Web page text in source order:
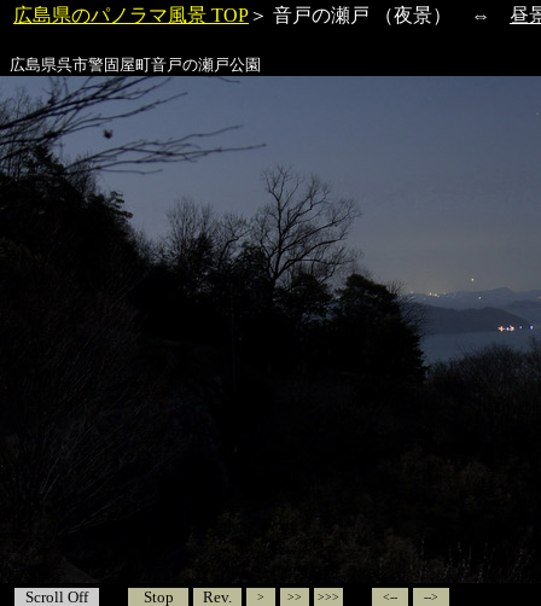
広島県のパノラマ風景 TOP ＞ 音戸の瀬戸 （夜景） ⇔ 昼
広島県呉市警固屋町音戸の瀬戸公園
Scroll Off Stop Rev. > >> >>> <-- -->